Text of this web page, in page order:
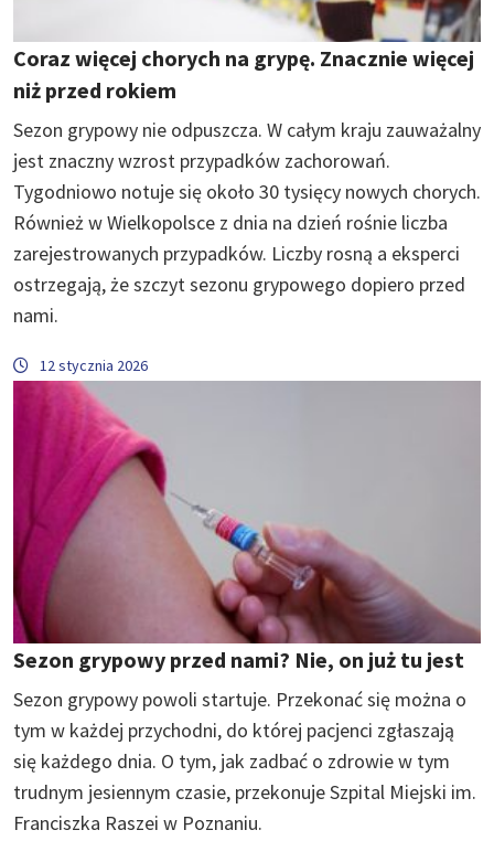
Coraz więcej chorych na grypę. Znacznie więcej
niż przed rokiem
Sezon grypowy nie odpuszcza. W całym kraju zauważalny
jest znaczny wzrost przypadków zachorowań.
Tygodniowo notuje się około 30 tysięcy nowych chorych.
Również w Wielkopolsce z dnia na dzień rośnie liczba
zarejestrowanych przypadków. Liczby rosną a eksperci
ostrzegają, że szczyt sezonu grypowego dopiero przed
nami.
12 stycznia 2026
Sezon grypowy przed nami? Nie, on już tu jest
Sezon grypowy powoli startuje. Przekonać się można o
tym w każdej przychodni, do której pacjenci zgłaszają
się każdego dnia. O tym, jak zadbać o zdrowie w tym
trudnym jesiennym czasie, przekonuje Szpital Miejski im.
Franciszka Raszei w Poznaniu.